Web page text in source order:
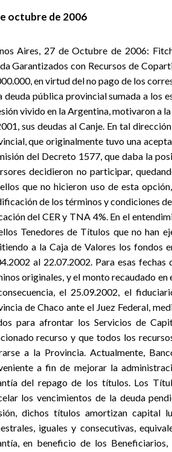
octubre de 2006
Aires, 27 de Octubre de 2006:
Garantizados con Recursos de
en virtud del no pago de los
deuda pública provincial sumada a los
vivido en la Argentina, motivaron a
sus deudas al Canje. En tal
que originalmente tuvo una
del Decreto 1577, que daba la
decidieron no participar,
que no hicieron uso de esta
de los términos y condiciones
del CER y TNA 4%. En el
Tenedores de Títulos que no han
a la Caja de Valores los fondos
al 22.07.2002. Para esas
originales, y el monto recaudado
el 25.09.2002, el
de Chaco ante el Juez Federal,
para afrontar los Servicios de
recurso y que todos los
a la Provincia. Actualmente,
a fin de mejorar la
del repago de los títulos. Los
los vencimientos de la deuda
dichos títulos amortizan capital
iguales y consecutivas,
en beneficio de los